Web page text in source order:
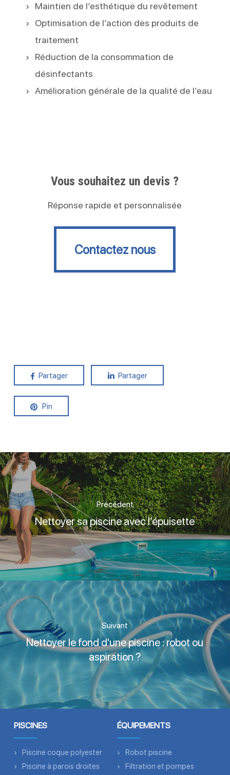
Maintien de l’esthétique du revêtement
Optimisation de l’action des produits de
traitement
Réduction de la consommation de
désinfectants
Amélioration générale de la qualité de l’eau
Vous souhaitez un devis ?
Réponse rapide et personnalisée
Contactez nous
Contactez nous
Partager Partager
Pin
Précédent
Nettoyer sa piscine avec l’épuisette
Suivant
Nettoyer le fond d'une piscine : robot ou
aspiration ?
PISCINES
Piscine coque polyester
Piscine à parois droites
ÉQUIPEMENTS
Robot piscine
Filtration et pompes